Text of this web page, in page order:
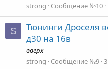
strong
Сообщение №10
S
Тюнинги Дроселя
д30 на 16в
вверх
strong
Сообщение №9